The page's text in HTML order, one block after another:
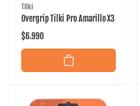
Proveedor:
Tilki
Overgrip Tilki Pro Amarillo X3
Precio
habitual
$6.990